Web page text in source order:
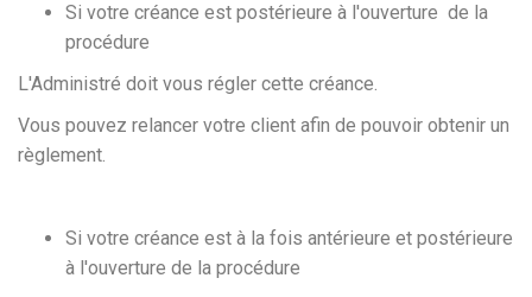
Si votre créance est postérieure à l'ouverture de la
procédure
L'Administré doit vous régler cette créance.
Vous pouvez relancer votre client afin de pouvoir obtenir un
règlement.
Si votre créance est à la fois antérieure et postérieure
à l'ouverture de la procédure